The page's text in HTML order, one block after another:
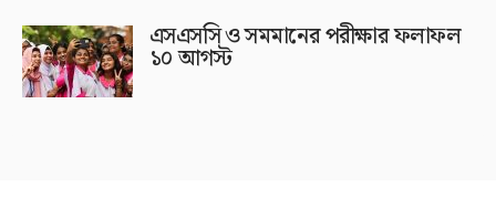
এসএসসি ও সমমানের পরীক্ষার ফলাফল
১০ আগস্ট